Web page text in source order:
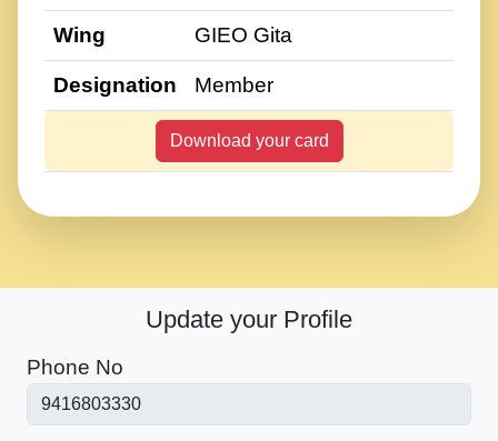
Wing GIEO Gita
Designation Member
Download your card
Update your Profile
Phone No